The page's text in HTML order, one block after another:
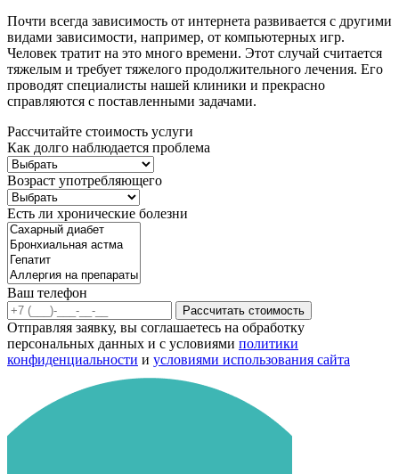
Почти всегда зависимость от интернета развивается с другими
видами зависимости, например, от компьютерных игр.
Человек тратит на это много времени. Этот случай считается
тяжелым и требует тяжелого продолжительного лечения. Его
проводят специалисты нашей клиники и прекрасно
справляются с поставленными задачами.
Рассчитайте стоимость услуги
Как долго наблюдается проблема
Возраст употребляющего
Есть ли хронические болезни
Ваш телефон
Рассчитать стоимость
Отправляя заявку, вы соглашаетесь на обработку
персональных данных и с условиями политики
конфиденциальности и условиями использования сайта